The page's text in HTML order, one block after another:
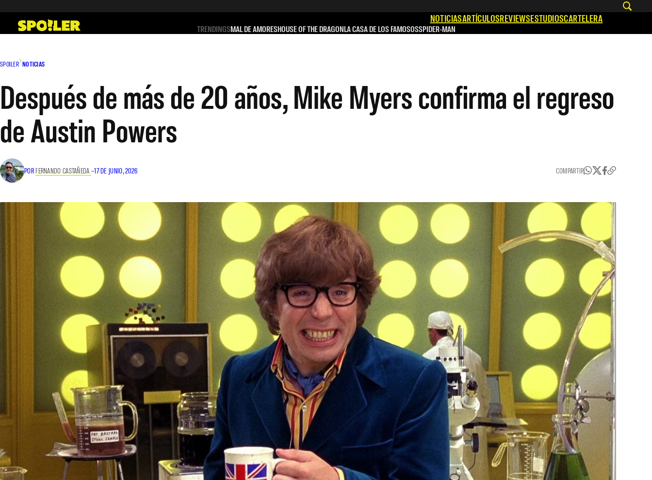
contenido
NOTICIASARTÍCULOSREVIEWSESTUDIOSCARTELERA
TRENDINGSMAL DE AMORESHOUSE OF THE DRAGONLA CASA DE LOS FAMOSOSSPIDER-MAN
SPOILER NOTICIAS
Después de más de 20 años, Mike Myers confirma el regreso
de Austin Powers
POR FERNANDO CASTAÑEDA –17 DE JUNIO, 2026 COMPARTIR